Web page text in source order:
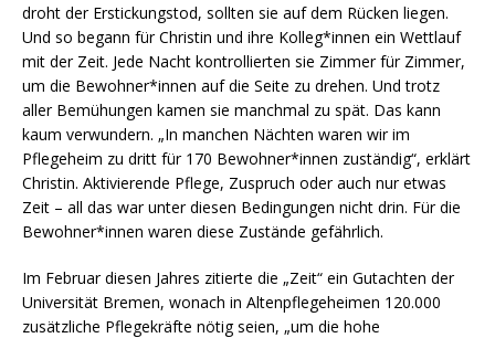
droht der Erstickungstod, sollten sie auf dem Rücken liegen.
Und so begann für Christin und ihre Kolleg*innen ein Wettlauf
mit der Zeit. Jede Nacht kontrollierten sie Zimmer für Zimmer,
um die Bewohner*innen auf die Seite zu drehen. Und trotz
aller Bemühungen kamen sie manchmal zu spät. Das kann
kaum verwundern. „In manchen Nächten waren wir im
Pflegeheim zu dritt für 170 Bewohner*innen zuständig“, erklärt
Christin. Aktivierende Pflege, Zuspruch oder auch nur etwas
Zeit – all das war unter diesen Bedingungen nicht drin. Für die
Bewohner*innen waren diese Zustände gefährlich.
Im Februar diesen Jahres zitierte die „Zeit“ ein Gutachten der
Universität Bremen, wonach in Altenpflegeheimen 120.000
zusätzliche Pflegekräfte nötig seien, „um die hohe